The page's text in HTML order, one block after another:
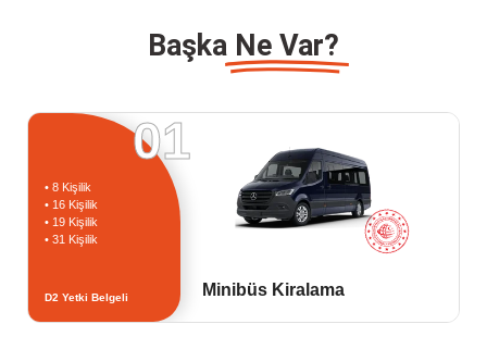
Başka Ne Var?
01
• 8 Kişilik
• 16 Kişilik
• 19 Kişilik
• 31 Kişilik
D2 Yetki Belgeli Minibüs Kiralama